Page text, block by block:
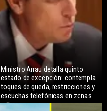
Ministro Arrau detalla quinto
estado de excepción: contempla
toques de queda, restricciones y
escuchas telefónicas en zonas
críticas